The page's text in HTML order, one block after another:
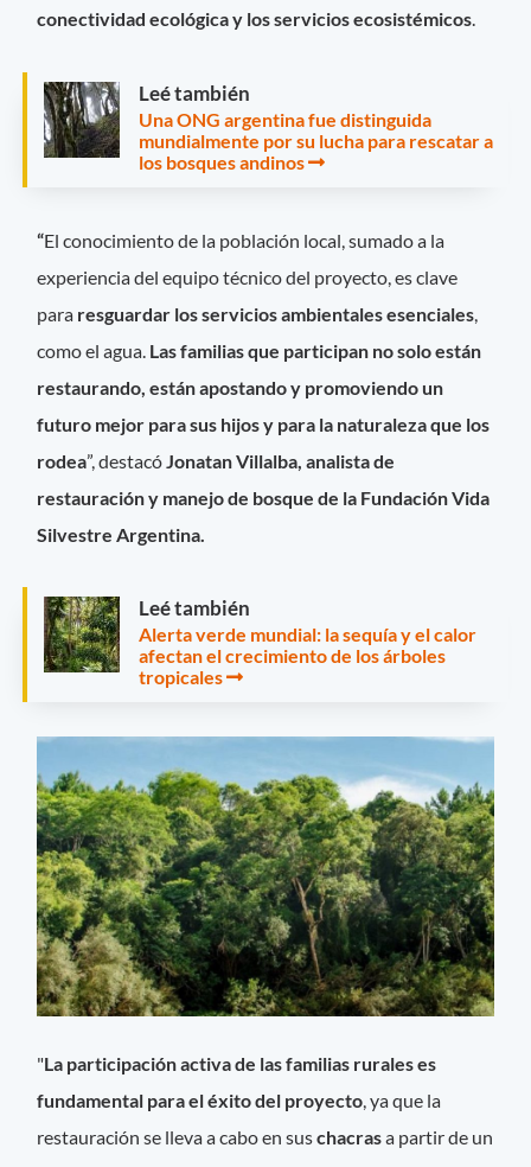
conectividad ecológica y los servicios ecosistémicos.
Leé también
Una ONG argentina fue distinguida
mundialmente por su lucha para rescatar a
los bosques andinos
“El conocimiento de la población local, sumado a la
experiencia del equipo técnico del proyecto, es clave
para resguardar los servicios ambientales esenciales,
como el agua. Las familias que participan no solo están
restaurando, están apostando y promoviendo un
futuro mejor para sus hijos y para la naturaleza que los
rodea”, destacóJonatan Villalba, analista de
restauración y manejo de bosque de la Fundación Vida
Silvestre Argentina.
Leé también
Alerta verde mundial: la sequía y el calor
afectan el crecimiento de los árboles
tropicales
"La participación activa de las familias rurales es
fundamental para el éxito del proyecto, ya que la
restauración se lleva a cabo en suschacrasa partir de un